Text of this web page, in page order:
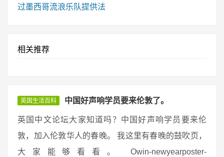
过墨西哥流浪乐队提供法
相关推荐
英国生活百科 中国好声响学员要来伦敦了。
英国中文论坛大家知道吗？中国好声响学员要来伦
敦，加入伦敦华人的春晚。 我这里有春晚的鼓吹页，
大家能够看看。 Owin-newyearposter-